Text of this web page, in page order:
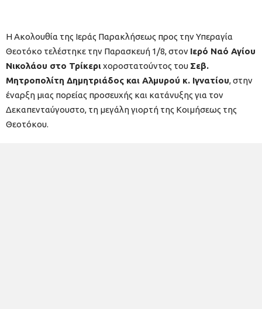
Η Ακολουθία της Ιεράς Παρακλήσεως προς την Υπεραγία
Θεοτόκο τελέστηκε την Παρασκευή 1/8, στον Ιερό Ναό Αγίου
Νικολάου στο Τρίκεριχοροστατούντος του Σεβ.
Μητροπολίτη Δημητριάδος και Αλμυρού κ. Ιγνατίου, στην
έναρξη μιας πορείας προσευχής και κατάνυξης για τον
Δεκαπενταύγουστο, τη μεγάλη γιορτή της Κοιμήσεως της
Θεοτόκου.